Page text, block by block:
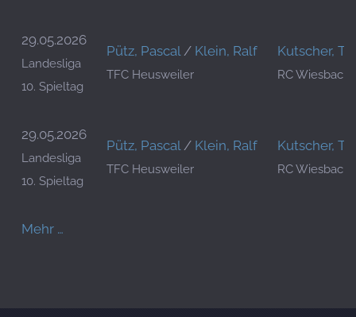
29.05.2026
Landesliga
10. Spieltag
Pütz, Pascal/ Klein, Ralf
TFC Heusweiler
Kutscher,
RC Wiesbach
29.05.2026
Landesliga
10. Spieltag
Pütz, Pascal/ Klein, Ralf
TFC Heusweiler
Kutscher,
RC Wiesbach
Mehr …